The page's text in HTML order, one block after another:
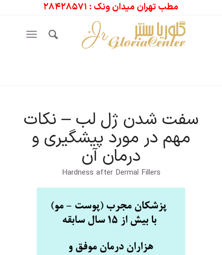
مطب تهران میدان ونک : ۲۸۴۲۸۵۷۱
سفت شدن ژل لب – نکات
مهم در مورد پیشگیری و
درمان آن
Hardness after Dermal Fillers